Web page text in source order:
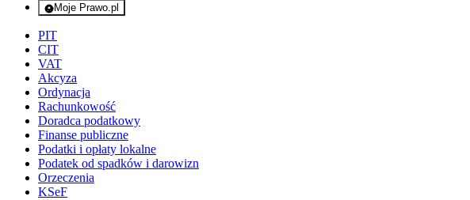
Moje Prawo.pl
- rejestracja i logowanie do serwisu
PIT
CIT
VAT
Akcyza
Ordynacja
Rachunkowość
Doradca podatkowy
Finanse publiczne
Podatki i opłaty lokalne
Podatek od spadków i darowizn
Orzeczenia
KSeF